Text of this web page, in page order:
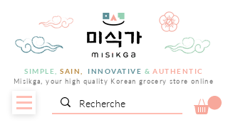
SIMPLE, SAIN, INNOVATIVE & AUTHENTIC
Misikga, your high quality Korean grocery store online